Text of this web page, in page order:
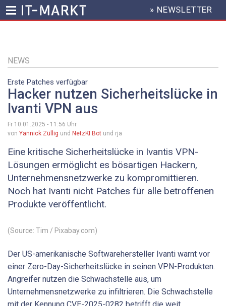
Inhalt
HEADER
MENU
» NEWSLETTER
NEWS
Erste Patches verfügbar
Hacker nutzen Sicherheitslücke in
Ivanti VPN aus
Fr 10.01.2025 - 11:56 Uhr
von Yannick Züllig und NetzKI Bot und rja
Eine kritische Sicherheitslücke in Ivantis VPN-
Lösungen ermöglicht es bösartigen Hackern,
Unternehmensnetzwerke zu kompromittieren.
Noch hat Ivanti nicht Patches für alle betroffenen
Produkte veröffentlicht.
(Source: Tim / Pixabay.com)
Der US-amerikanische Softwarehersteller Ivanti warnt vor
einer Zero-Day-Sicherheitslücke in seinen VPN-Produkten.
Angreifer nutzen die Schwachstelle aus, um
Unternehmensnetzwerke zu infiltrieren. Die Schwachstelle
mit der Kennung CVE-2025-0282 betrifft die weit